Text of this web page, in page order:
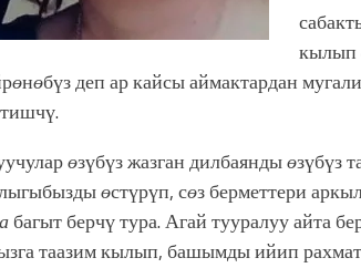
кылып
өнөбүз деп ар кайсы аймактардан
өзүбүз жазган дилбаяндыөзүбүз
өстүрүп, сөз берметтери
багыт берчү тура. Агай тууралуу айта
таазим кылып, башымды ийип